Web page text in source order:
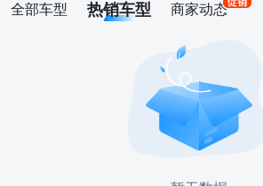
全部车型 热销车型 商家动态